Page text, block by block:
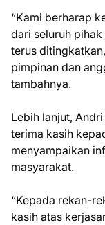
“Kami berharap
dari seluruh
terus
pimpinan dan
tambahnya.
Lebih lanjut,
terima kasih
menyampaikan
masyarakat.
“Kepada rekan-
kasih atas